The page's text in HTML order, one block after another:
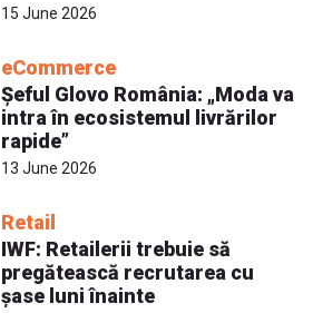
15 June 2026
eCommerce
Șeful Glovo România: „Moda va
intra în ecosistemul livrărilor
rapide”
13 June 2026
Retail
IWF: Retailerii trebuie să
pregătească recrutarea cu
șase luni înainte